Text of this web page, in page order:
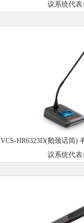
议系统代表
VCS-HR6323D(鹅颈话筒)
议系统代表